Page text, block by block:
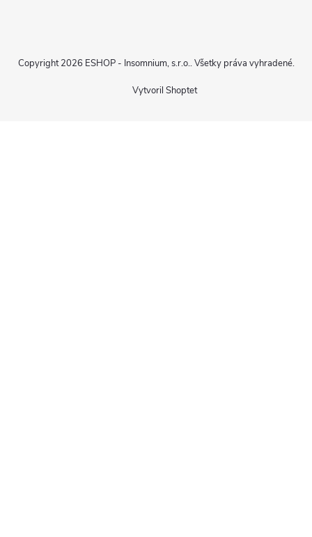
Vytvoril Shoptet
Copyright 2026 ESHOP - Insomnium, s.r.o.. Všetky práva vyhradené.